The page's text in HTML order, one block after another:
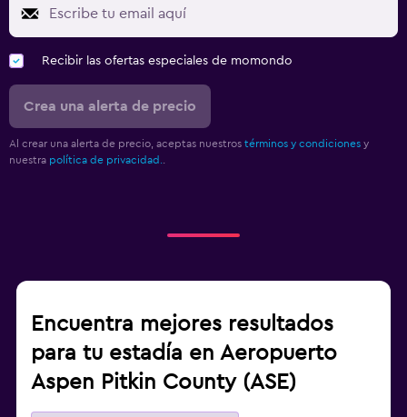
Recibir las ofertas especiales de momondo
Crea una alerta de precio
Al crear una alerta de precio, aceptas nuestros términos y condiciones y
nuestra política de privacidad..
Encuentra mejores resultados
para tu estadía en Aeropuerto
Aspen Pitkin County (ASE)